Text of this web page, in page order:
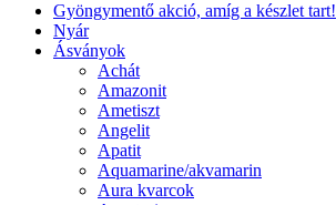
Gyöngymentő akció, amíg a készlet tart!
Nyár
Ásványok
Achát
Amazonit
Ametiszt
Angelit
Apatit
Aquamarine/akvamarin
Aura kvarcok